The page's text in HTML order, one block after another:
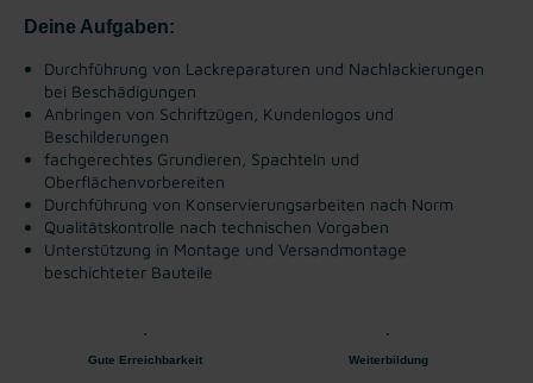
Deine Aufgaben:
Durchführung von Lackreparaturen und Nachlackierungen
bei Beschädigungen
Anbringen von Schriftzügen, Kundenlogos und
Beschilderungen
fachgerechtes Grundieren, Spachteln und
Oberflächenvorbereiten
Durchführung von Konservierungsarbeiten nach Norm
Qualitätskontrolle nach technischen Vorgaben
Unterstützung in Montage und Versandmontage
beschichteter Bauteile
Gute Erreichbarkeit Weiterbildung